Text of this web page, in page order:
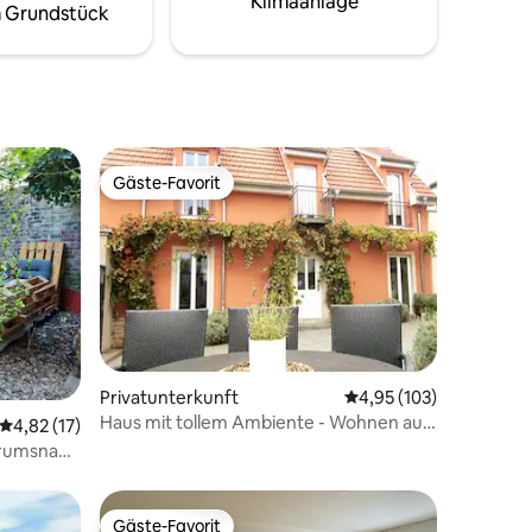
Grundstück
Bewertungen
Durchschnittliche Bewertung: 4,82 von 5, 17 Bewertungen
4,82 (17)
Gäste-Favorit
Gäste-Favorit
Privatunterkunft Durchschnittliche
4,95 (103)
Haus mit tollem Ambiente - Wohnen auf
Gäste-Favorit